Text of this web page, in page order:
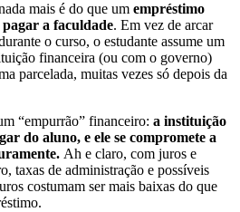
mais é do que um empréstimo
a faculdade. Em vez de arcar
o curso, o estudante assume um
financeira (ou com o governo)
parcelada, muitas vezes só depois da
“empurrão” financeiro: a instituição
do aluno, e ele se compromete a
Ah e claro, com juros e
taxas de administração e possíveis
costumam ser mais baixas do que